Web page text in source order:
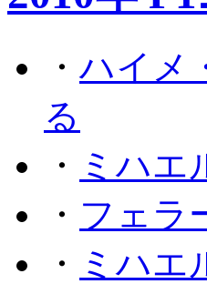
・ハイメ
る
・ ミハエ
・ フェラ
・ ミハエ